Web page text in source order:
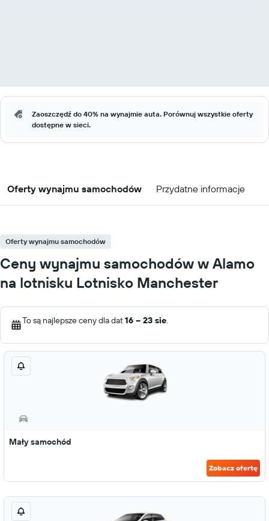
Zaoszczędź do 40% na wynajmie auta. Porównuj wszystkie oferty
dostępne w sieci.
Oferty wynajmu samochodów Przydatne informacje
Oferty wynajmu samochodów
Ceny wynajmu samochodów w Alamo
na lotnisku Lotnisko Manchester
To są najlepsze ceny dla dat16 – 23 sie.
Mały samochód
Zobacz ofertę